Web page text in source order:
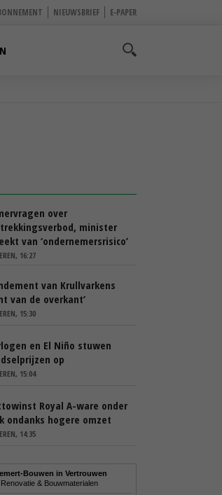
NIEUWSBRIEF E-PAPER
over
minister
van ‘ondernemersrisico’
16:27
van Krullvarkens
van de overkant’
15:30
en El Niño stuwen
op
15:04
Royal A-ware onder
ondanks hogere omzet
14:35
Bouwen in Vertrouwen
& Bouwmaterialen